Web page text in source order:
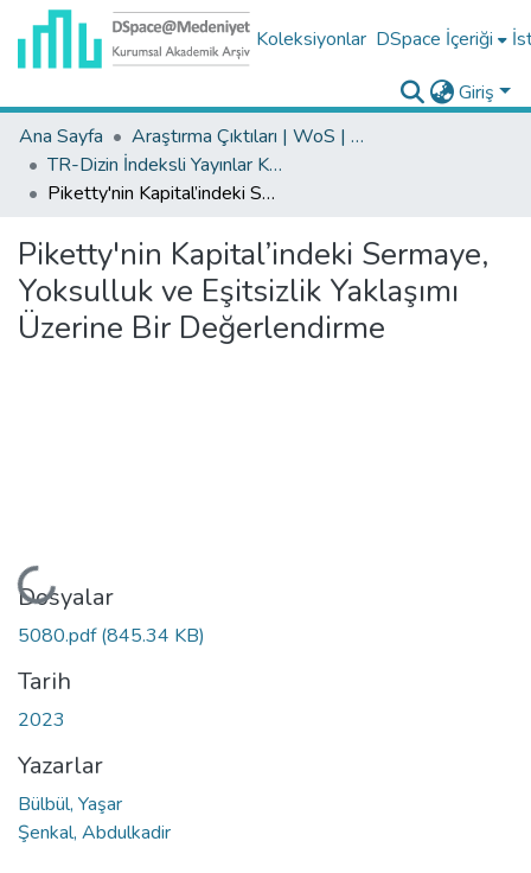
Koleksiyonlar DSpace İçeriği
Giriş
Ana Sayfa
Araştırma Çıktıları | WoS | Scopus | TR-Dizin | PubMed
TR-Dizin İndeksli Yayınlar Koleksiyonu
Piketty'nin Kapital’indeki Sermaye, Yoksulluk ve Eşitsizlik Yaklaşımı Üzerine Bir Değerlendirme
Piketty'nin Kapital’indeki Sermaye,
Yoksulluk ve Eşitsizlik Yaklaşımı
Üzerine Bir Değerlendirme
Yükleniyor...
Dosyalar
5080.pdf(845.34 KB)
Tarih
2023
Yazarlar
Bülbül, Yaşar
Şenkal, Abdulkadir